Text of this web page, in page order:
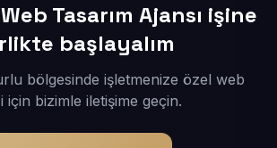
Tasarım Ajansı işine
başlayalım
bölgesinde işletmenize özel web
için bizimle iletişime geçin.